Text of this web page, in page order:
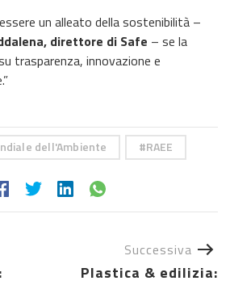
un alleato della sostenibilità –
direttore di Safe – se la
trasparenza, innovazione e
dell'Ambiente RAEE
Successiva
Plastica & edilizia: